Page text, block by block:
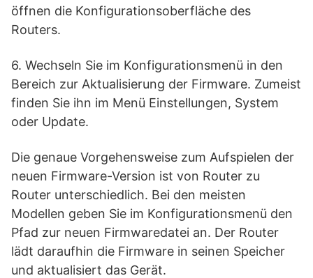
öffnen die Konfigurationsoberfläche des
Routers.
6. Wechseln Sie im Konfigurationsmenü in den
Bereich zur Aktualisierung der Firmware. Zumeist
finden Sie ihn im Menü Einstellungen, System
oder Update.
Die genaue Vorgehensweise zum Aufspielen der
neuen Firmware-Version ist von Router zu
Router unterschiedlich. Bei den meisten
Modellen geben Sie im Konfigurationsmenü den
Pfad zur neuen Firmwaredatei an. Der Router
lädt daraufhin die Firmware in seinen Speicher
und aktualisiert das Gerät.